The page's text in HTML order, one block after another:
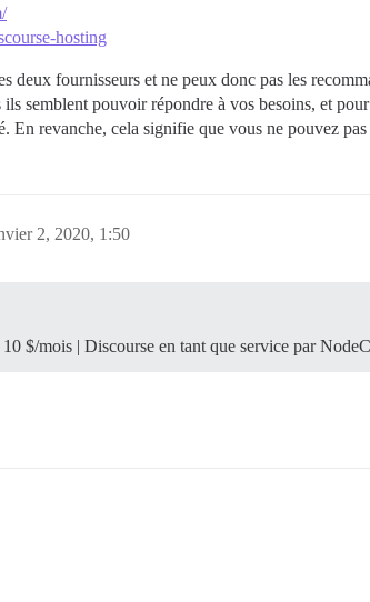
hosting
deux fournisseurs et ne peux donc pas les
semblent pouvoir répondre à vos besoins, et
En revanche, cela signifie que vous ne pouvez
2, 2020, 1:50
$/mois | Discourse en tant que service par